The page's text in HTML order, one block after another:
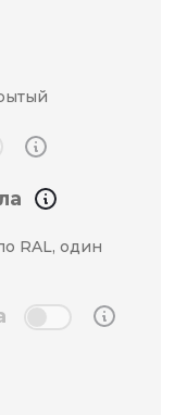
RAL, один